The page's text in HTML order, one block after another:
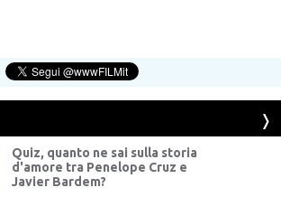
Quiz, quanto ne sai sulla storia
d'amore tra Penelope Cruz e
Javier Bardem?